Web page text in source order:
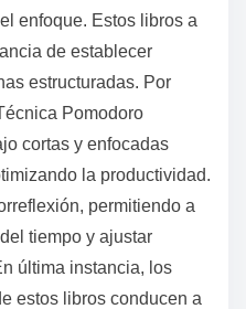
enfoque. Estos libros a
de establecer
estructuradas. Por
Pomodoro
cortas y enfocadas
la productividad.
permitiendo a
tiempo y ajustar
última instancia, los
estos libros conducen a